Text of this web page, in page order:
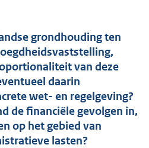
grondhouding ten
van deze
daarin
wet- en regelgeving?
de financiële gevolgen in,
op het gebied van
lasten?